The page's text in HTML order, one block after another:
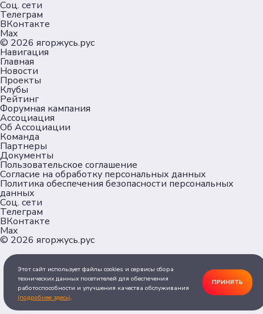
Соц. сети
Телеграм
ВКонтакте
Max
© 2026 ягоржусь.рус
Навигация
Главная
Новости
Проекты
Клубы
Рейтинг
Форумная кампания
Ассоциация
Об Ассоциации
Команда
Партнеры
Документы
Пользовательское соглашение
Согласие на обработку персональных данных
Политика обеспечения безопасности персональных
данных
Соц. сети
Телеграм
ВКонтакте
Max
© 2026 ягоржусь.рус
Этот сайт использует файлы cookies и сервисы сбора
технических данных посетителей для обеспечения
работоспособности и улучшения качества обслуживания
(подробнее здесь).
ПРИНЯТЬ